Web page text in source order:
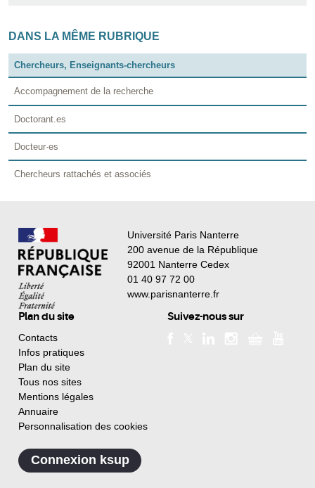
DANS LA MÊME RUBRIQUE
Chercheurs, Enseignants-chercheurs
Accompagnement de la recherche
Doctorant.es
Docteur·es
Chercheurs rattachés et associés
Université Paris Nanterre
200 avenue de la République
92001 Nanterre Cedex
01 40 97 72 00
www.parisnanterre.fr
Plan du site
Contacts
Infos pratiques
Plan du site
Tous nos sites
Mentions légales
Annuaire
Personnalisation des cookies
Suivez-nous sur
Connexion ksup